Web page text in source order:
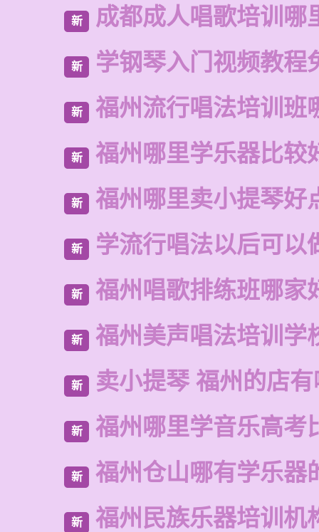
新 成都成人唱歌培训哪
新 学钢琴入门视频教程
新 福州流行唱法培训班
新 福州哪里学乐器比较
新 福州哪里卖小提琴好
新 学流行唱法以后可以
新 福州唱歌排练班哪家
新 福州美声唱法培训学
新 卖小提琴 福州的店
新 福州哪里学音乐高考
新 福州仓山哪有学乐器
新 福州民族乐器培训机